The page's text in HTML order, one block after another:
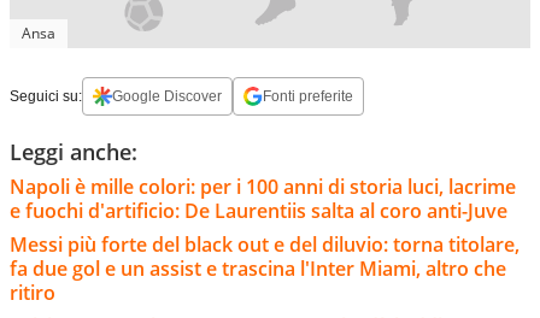
Ansa
Seguici su: Google Discover Fonti preferite
Leggi anche:
Napoli è mille colori: per i 100 anni di storia luci, lacrime
e fuochi d'artificio: De Laurentiis salta al coro anti-Juve
Messi più forte del black out e del diluvio: torna titolare,
fa due gol e un assist e trascina l'Inter Miami, altro che
ritiro